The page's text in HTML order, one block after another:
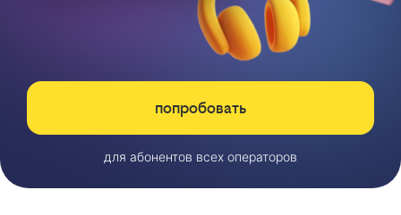
попробовать
для абонентов всех операторов